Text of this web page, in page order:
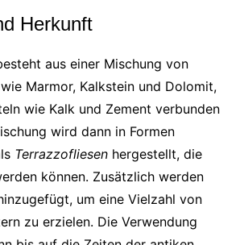
Herkunft
aus einer Mischung von
Marmor, Kalkstein und Dolomit,
wie Kalk und Zement verbunden
wird dann in Formen
Terrazzofliesenhergestellt, die
können. Zusätzlich werden
um eine Vielzahl von
zu erzielen. Die Verwendung